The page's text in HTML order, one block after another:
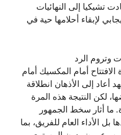
20 عاماً عادت تشيكيا إلى النهائيات
لإبقاء أحلامها حية في
وتروم الرد
أمام المكسيك أمام
إلى الأذهان انطلاقة
على أرضها، لكن النتيجة هذه المرة
ما أثار سخط الجمهور
بل الأداء العام للفريق، بما